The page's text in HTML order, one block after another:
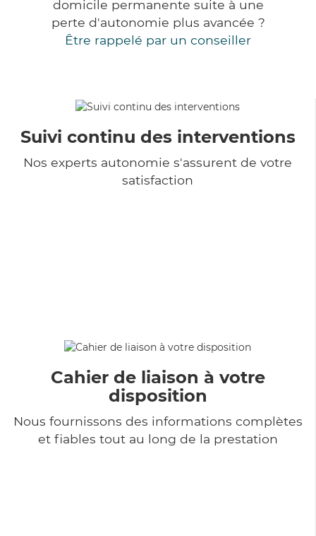
domicile permanente suite à une
perte d'autonomie plus avancée ?
Être rappelé par un conseiller
Suivi continu des interventions
Nos experts autonomie s'assurent de votre
satisfaction
Cahier de liaison à votre
disposition
Nous fournissons des informations complètes
et fiables tout au long de la prestation